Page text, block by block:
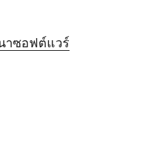
าซอฟต์แวร์